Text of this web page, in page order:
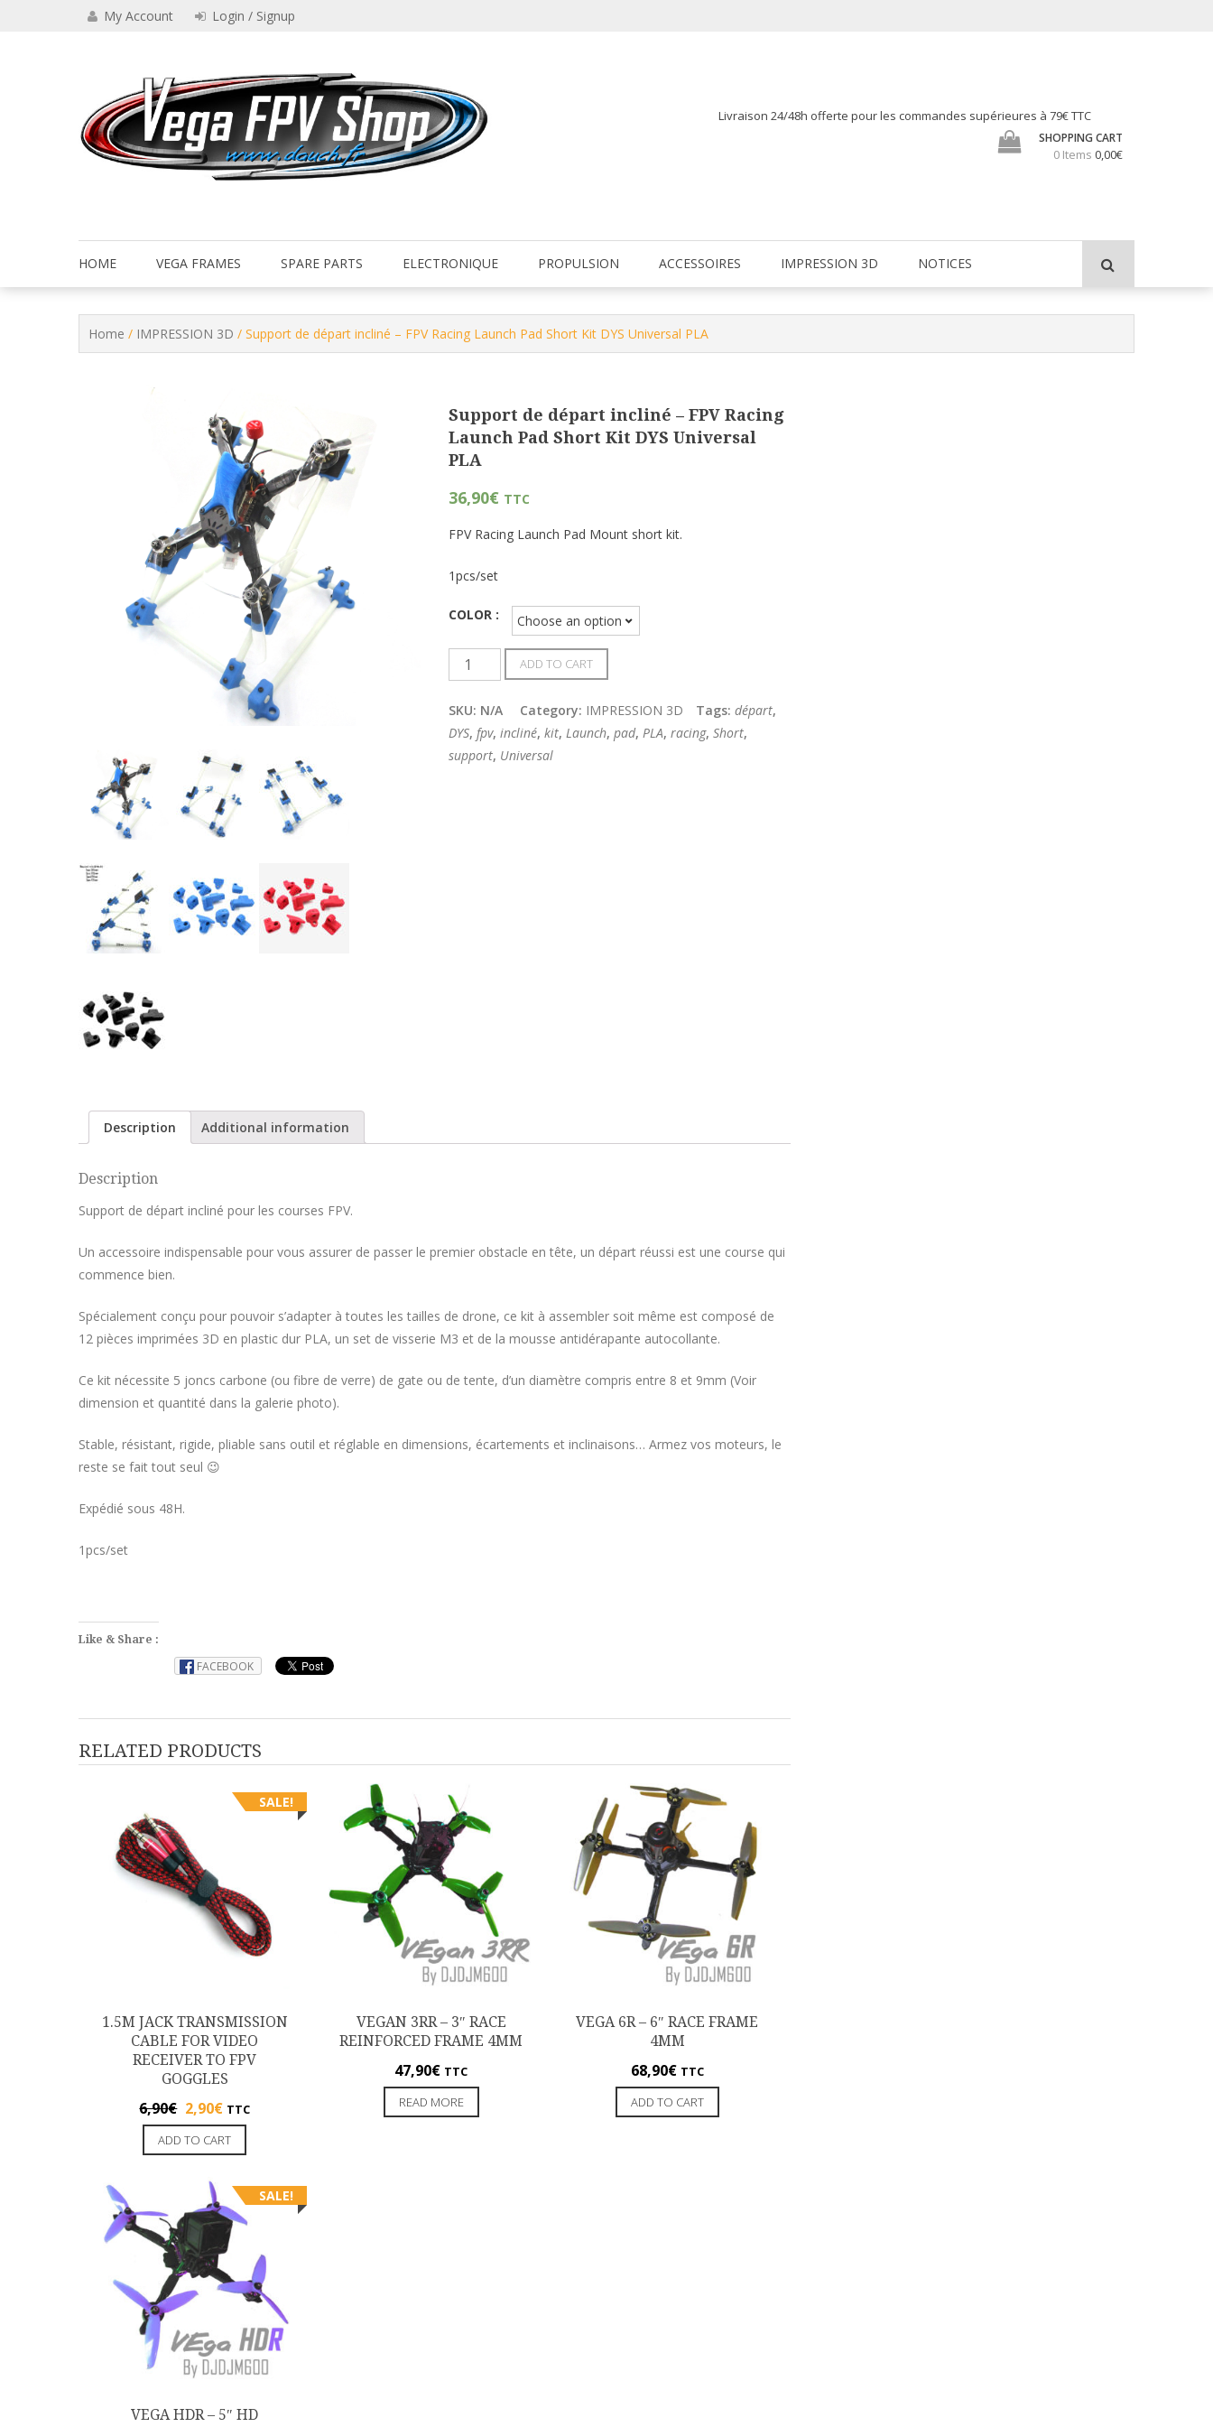
My Account Login / Signup
Livraison 24/48h offerte pour les commandes supérieures à 79€ TTC
SHOPPING CART
0 Items 0,00€
HOME VEGA FRAMES SPARE PARTS ELECTRONIQUE PROPULSION ACCESSOIRES IMPRESSION 3D NOTICES
Home / IMPRESSION 3D / Support de départ incliné – FPV Racing Launch Pad Short Kit DYS Universal PLA
Support de départ incliné – FPV Racing
Launch Pad Short Kit DYS Universal
PLA
36,90€ TTC
FPV Racing Launch Pad Mount short kit.
1pcs/set
COLOR :
Quantity ADD TO CART
SKU: N/A Category: IMPRESSION 3D Tags:départ,
DYS,fpv,incliné,kit,Launch,pad,PLA,racing,Short,
support, Universal
Description Additional information
Description
Support de départ incliné pour les courses FPV.
Un accessoire indispensable pour vous assurer de passer le premier obstacle en tête, un départ réussi est une course qui
commence bien.
Spécialement conçu pour pouvoir s’adapter à toutes les tailles de drone, ce kit à assembler soit même est composé de
12 pièces imprimées 3D en plastic dur PLA, un set de visserie M3 et de la mousse antidérapante autocollante.
Ce kit nécessite 5 joncs carbone (ou fibre de verre) de gate ou de tente, d’un diamètre compris entre 8 et 9mm (Voir
dimension et quantité dans la galerie photo).
Stable, résistant, rigide, pliable sans outil et réglable en dimensions, écartements et inclinaisons… Armez vos moteurs, le
reste se fait tout seul 😉
Expédié sous 48H.
1pcs/set
Like & Share :
FACEBOOK
RELATED PRODUCTS
SALE!
1.5M JACK TRANSMISSION
CABLE FOR VIDEO
RECEIVER TO FPV
GOGGLES
6,90€ 2,90€ TTC
ADD TO CART
VEGAN 3RR – 3″ RACE
REINFORCED FRAME 4MM
47,90€ TTC
READ MORE
VEGA 6R – 6″ RACE FRAME
4MM
68,90€ TTC
ADD TO CART
SALE!
VEGA HDR – 5″ HD